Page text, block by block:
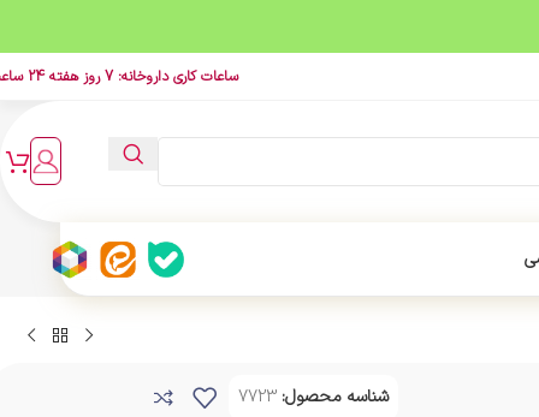
ساعات کاری داروخانه: 7 روز هفته 24 ساعت
شناسه محصول: 7723